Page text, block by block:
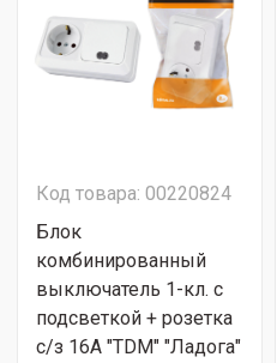
Код товара: 00220824
Блок
комбинированный
выключатель 1-кл. с
подсветкой + розетка
c/з 16А "TDM" "Ладога"